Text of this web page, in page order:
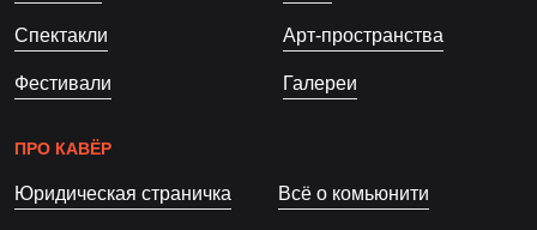
Спектакли
Фестивали
Арт-пространства
Галереи
ПРО КАВЁР
Юридическая страничка Всё о комьюнити